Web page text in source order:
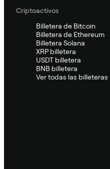
Criptoactivos
Billetera de Bitcoin
Billetera de Ethereum
Billetera Solana
XRP billetera
USDT billetera
BNB billetera
Ver todas las billeteras